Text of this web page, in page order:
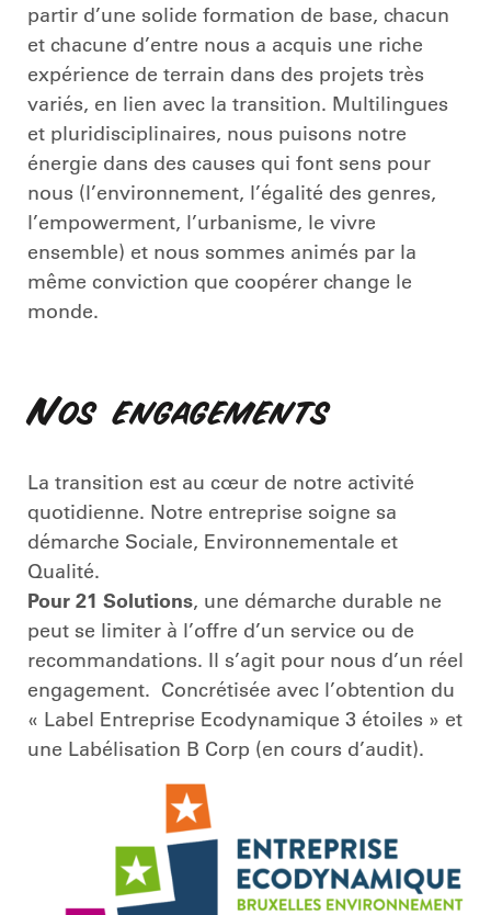
partir d’une solide formation de base, chacun
et chacune d’entre nous a acquis une riche
expérience de terrain dans des projets très
variés, en lien avec la transition. Multilingues
et pluridisciplinaires, nous puisons notre
énergie dans des causes qui font sens pour
nous (l’environnement, l’égalité des genres,
l’empowerment, l’urbanisme, le vivre
ensemble) et nous sommes animés par la
même conviction que coopérer change le
monde.
Nos engagements
La transition est au cœur de notre activité
quotidienne. Notre entreprise soigne sa
démarche Sociale, Environnementale et
Qualité.
Pour 21 Solutions, une démarche durable ne
peut se limiter à l’offre d’un service ou de
recommandations. Il s’agit pour nous d’un réel
engagement. Concrétisée avec l’obtention du
« Label Entreprise Ecodynamique 3 étoiles » et
une Labélisation B Corp (en cours d’audit).